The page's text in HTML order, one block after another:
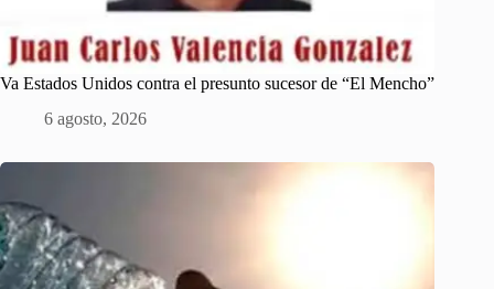
Va Estados Unidos contra el presunto sucesor de “El Mencho”
6 agosto, 2026